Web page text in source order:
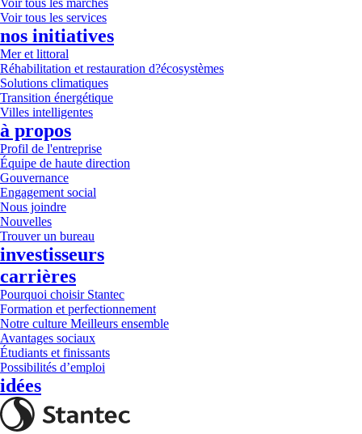
Voir tous les marchés
Voir tous les services
nos initiatives
Mer et littoral
Réhabilitation et restauration d?écosystèmes
Solutions climatiques
Transition énergétique
Villes intelligentes
à propos
Profil de l'entreprise
Équipe de haute direction
Gouvernance
Engagement social
Nous joindre
Nouvelles
Trouver un bureau
investisseurs
carrières
Pourquoi choisir Stantec
Formation et perfectionnement
Notre culture Meilleurs ensemble
Avantages sociaux
Étudiants et finissants
Possibilités d’emploi
idées